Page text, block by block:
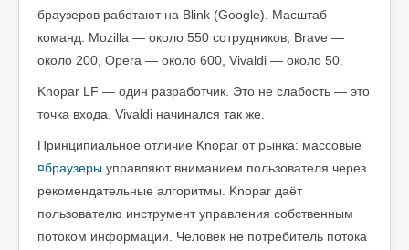
браузеров работают на Blink (Google). Масштаб
команд: Mozilla — около 550 сотрудников, Brave —
около 200, Opera — около 600, Vivaldi — около 50.
Knopar LF — один разработчик. Это не слабость — это
точка входа. Vivaldi начинался так же.
Принципиальное отличие Knopar от рынка: массовые
¤браузеры управляют вниманием пользователя через
рекомендательные алгоритмы. Knopar даёт
пользователю инструмент управления собственным
потоком информации. Человек не потребитель потока